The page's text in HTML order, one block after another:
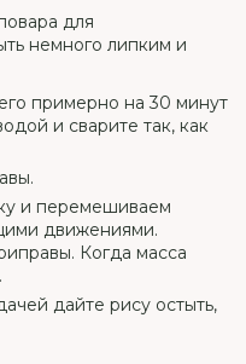
для
немного липким и
примерно на 30 минут
и сварите так, как
и перемешиваем
движениями.
Когда масса
дайте рису остыть,